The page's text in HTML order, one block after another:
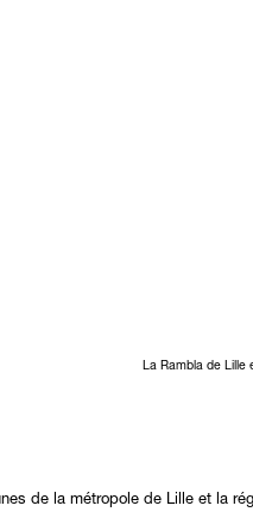
La Rambla de Lille
de la métropole de Lille et la